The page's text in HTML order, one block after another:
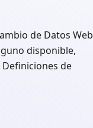
de Datos Web
disponible,
de